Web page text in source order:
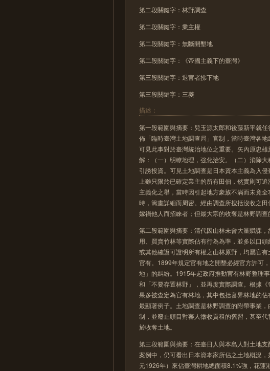
第二段關鍵字：林野調查
第二段關鍵字：業主權
第二段關鍵字：無斷開墾地
第二段關鍵字：《帝國主義下的臺灣》
第三段關鍵字：退官者拂下地
第三段關鍵字：三菱
描述：
第一段範圍與摘要：兒玉源太郎和後藤新平就
佈「臨時臺灣土地調查局」官制，當時臺灣各
可見此事對於臺灣統治地位之重要。矢內原忠
解：（一）明瞭地理，強化治安。（二）消除
引誘投資。可見土地調查是日本資本主義為入
上雖只限於已確定業主的所有田佃，然實則可
主義化之舉，當時因引起地方豪族不滿而未竟
時，籌畫詳細而周密。經由調查所搜括沒收之
嫁禍他人而招睞者；但最大宗的收奪是林野調查
第二段範圍與摘要：清代因山林未曾大量賦課
用、買賣竹林等實際佔有行為為準，並多以口
或其他確證可證明所有權之山林原野，均屬官
官有。1899年規定官有地之開墾必經官方許可
地」的糾紛。1915年起政府推動官有林野整理
和「不要存置林野」，並再度實際調查。根據
果多被查定為官有林地，其中包括蕃界林地的
最顯著例子。土地調查是林野調查的附帶事業
制，並廢止頭目對蕃人徵收貢租的舊習，甚至
於收奪土地。
第三段範圍與摘要：在臺日人與本島人對土地
案例中，仍可看出日本資本家所佔之土地概況
元1926年）來佔臺灣耕地總面積8.1%強，花蓮